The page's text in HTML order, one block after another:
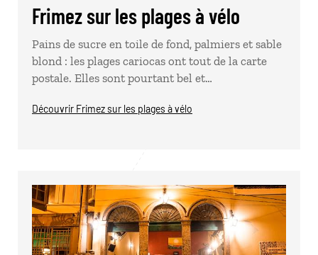
Frimez sur les plages à vélo
Pains de sucre en toile de fond, palmiers et sable
blond : les plages cariocas ont tout de la carte
postale. Elles sont pourtant bel et…
Découvrir Frimez sur les plages à vélo